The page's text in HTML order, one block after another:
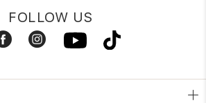
FOLLOW US